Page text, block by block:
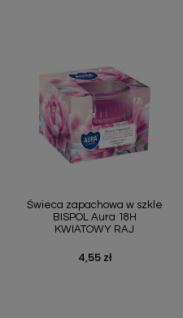
Świeca zapachowa w szkle
BISPOL Aura 18H
KWIATOWY RAJ
Cena
4,55 zł